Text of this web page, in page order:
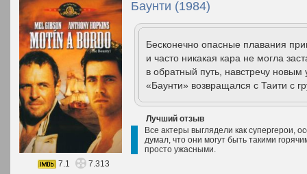
Баунти (1984)
Бесконечно опасные плавания
и часто никакая кара не могла
в обратный путь, навстречу
«Баунти» возвращался с Таити с
Лучший отзыв
Все актеры выглядели как супергерои,
думал, что они могут быть такими
просто ужасными.
7.1
7.313